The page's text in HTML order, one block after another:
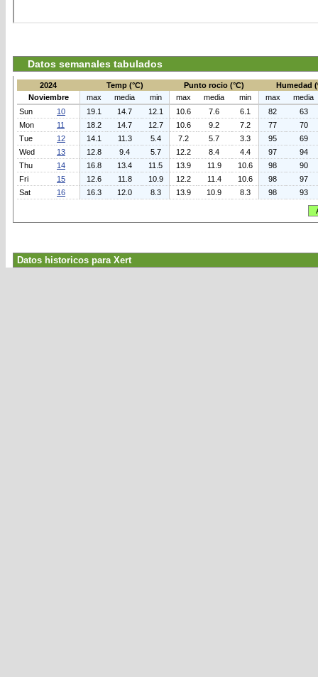
Datos semanales tabulados
2024 Temp (°C) Punto rocio (°C)
Humedad
Noviembre
max media min max media min max
media
Sun
10 19.1 14.7 12.1 10.6 7.6 6.1 82
63
Mon
11 18.2 14.7 12.7 10.6 9.2 7.2 77
70
Tue
12 14.1 11.3 5.4 7.2 5.7 3.3 95
69
Wed
13 12.8 9.4 5.7 12.2 8.4 4.4 97
94
Thu
14 16.8 13.4 11.5 13.9 11.9 10.6 98
90
Fri
15 12.6 11.8 10.9 12.2 11.4 10.6 98
97
Sat
16 16.3 12.0 8.3 13.9 10.9 8.3 98 93
Datos historicos para Xert